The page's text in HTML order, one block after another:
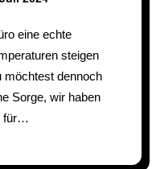
steigen
möchtest dennoch
Sorge, wir haben
für…